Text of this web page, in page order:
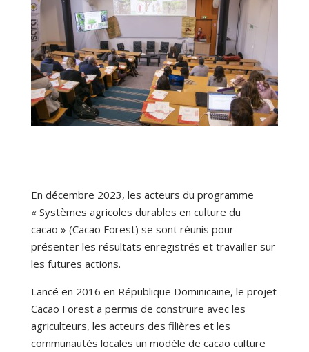
En décembre 2023, les acteurs du programme
« Systèmes agricoles durables en culture du
cacao » (Cacao Forest) se sont réunis pour
présenter les résultats enregistrés et travailler sur
les futures actions.
Lancé en 2016 en République Dominicaine, le projet
Cacao Forest a permis de construire avec les
agriculteurs, les acteurs des filières et les
communautés locales un modèle de cacao culture